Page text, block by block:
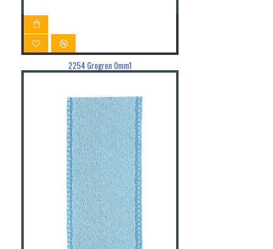
2254 Grogren 0mm1